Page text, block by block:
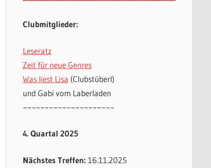
Clubmitglieder:
Leseratz
Zeit für neue Genres
Was liest Lisa (Clubstüberl)
und Gabi vom Laberladen
~~~~~~~~~~~~~~~~~~~~~
4. Quartal 2025
Nächstes Treffen: 16.11.2025